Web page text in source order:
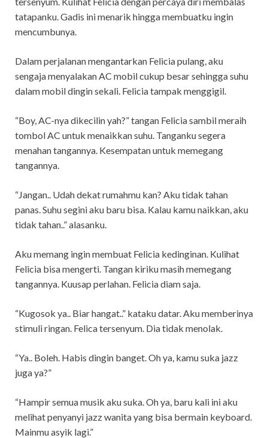
tatapanku. Gadis ini menarik hingga membuatku ingin
mencumbunya.
Dalam perjalanan mengantarkan Felicia pulang, aku
sengaja menyalakan AC mobil cukup besar sehingga suhu
dalam mobil dingin sekali. Felicia tampak menggigil.
“Boy, AC-nya dikecilin yah?” tangan Felicia sambil meraih
tombol AC untuk menaikkan suhu. Tanganku segera
menahan tangannya. Kesempatan untuk memegang
tangannya.
“Jangan.. Udah dekat rumahmu kan? Aku tidak tahan
panas. Suhu segini aku baru bisa. Kalau kamu naikkan, aku
tidak tahan..” alasanku.
Aku memang ingin membuat Felicia kedinginan. Kulihat
Felicia bisa mengerti. Tangan kiriku masih memegang
tangannya. Kuusap perlahan. Felicia diam saja.
“Kugosok ya.. Biar hangat..” kataku datar. Aku memberinya
stimuli ringan. Felica tersenyum. Dia tidak menolak.
“Ya.. Boleh. Habis dingin banget. Oh ya, kamu suka jazz
juga ya?”
“Hampir semua musik aku suka. Oh ya, baru kali ini aku
melihat penyanyi jazz wanita yang bisa bermain keyboard.
Mainmu asyik lagi.”